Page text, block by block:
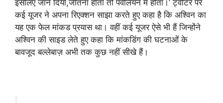
इसलिए जाने दिया,जीतना होता तो पवेलियन में होता।’ ट्वीटर पर
कई यूजर ने अपना रिएक्शन साझा करते हुए कहा है कि अश्विन का
यह एक फेल मांकड प्रयास था। वहीं कई यूजर ऐसे भी हैं जिन्होंने
अश्विन की साइड लेते हुए कहा कि मांकडिंग की घटनाओं के
बावजूद बल्लेबाज़ अभी तक कुछ नहीं सीखे हैं।